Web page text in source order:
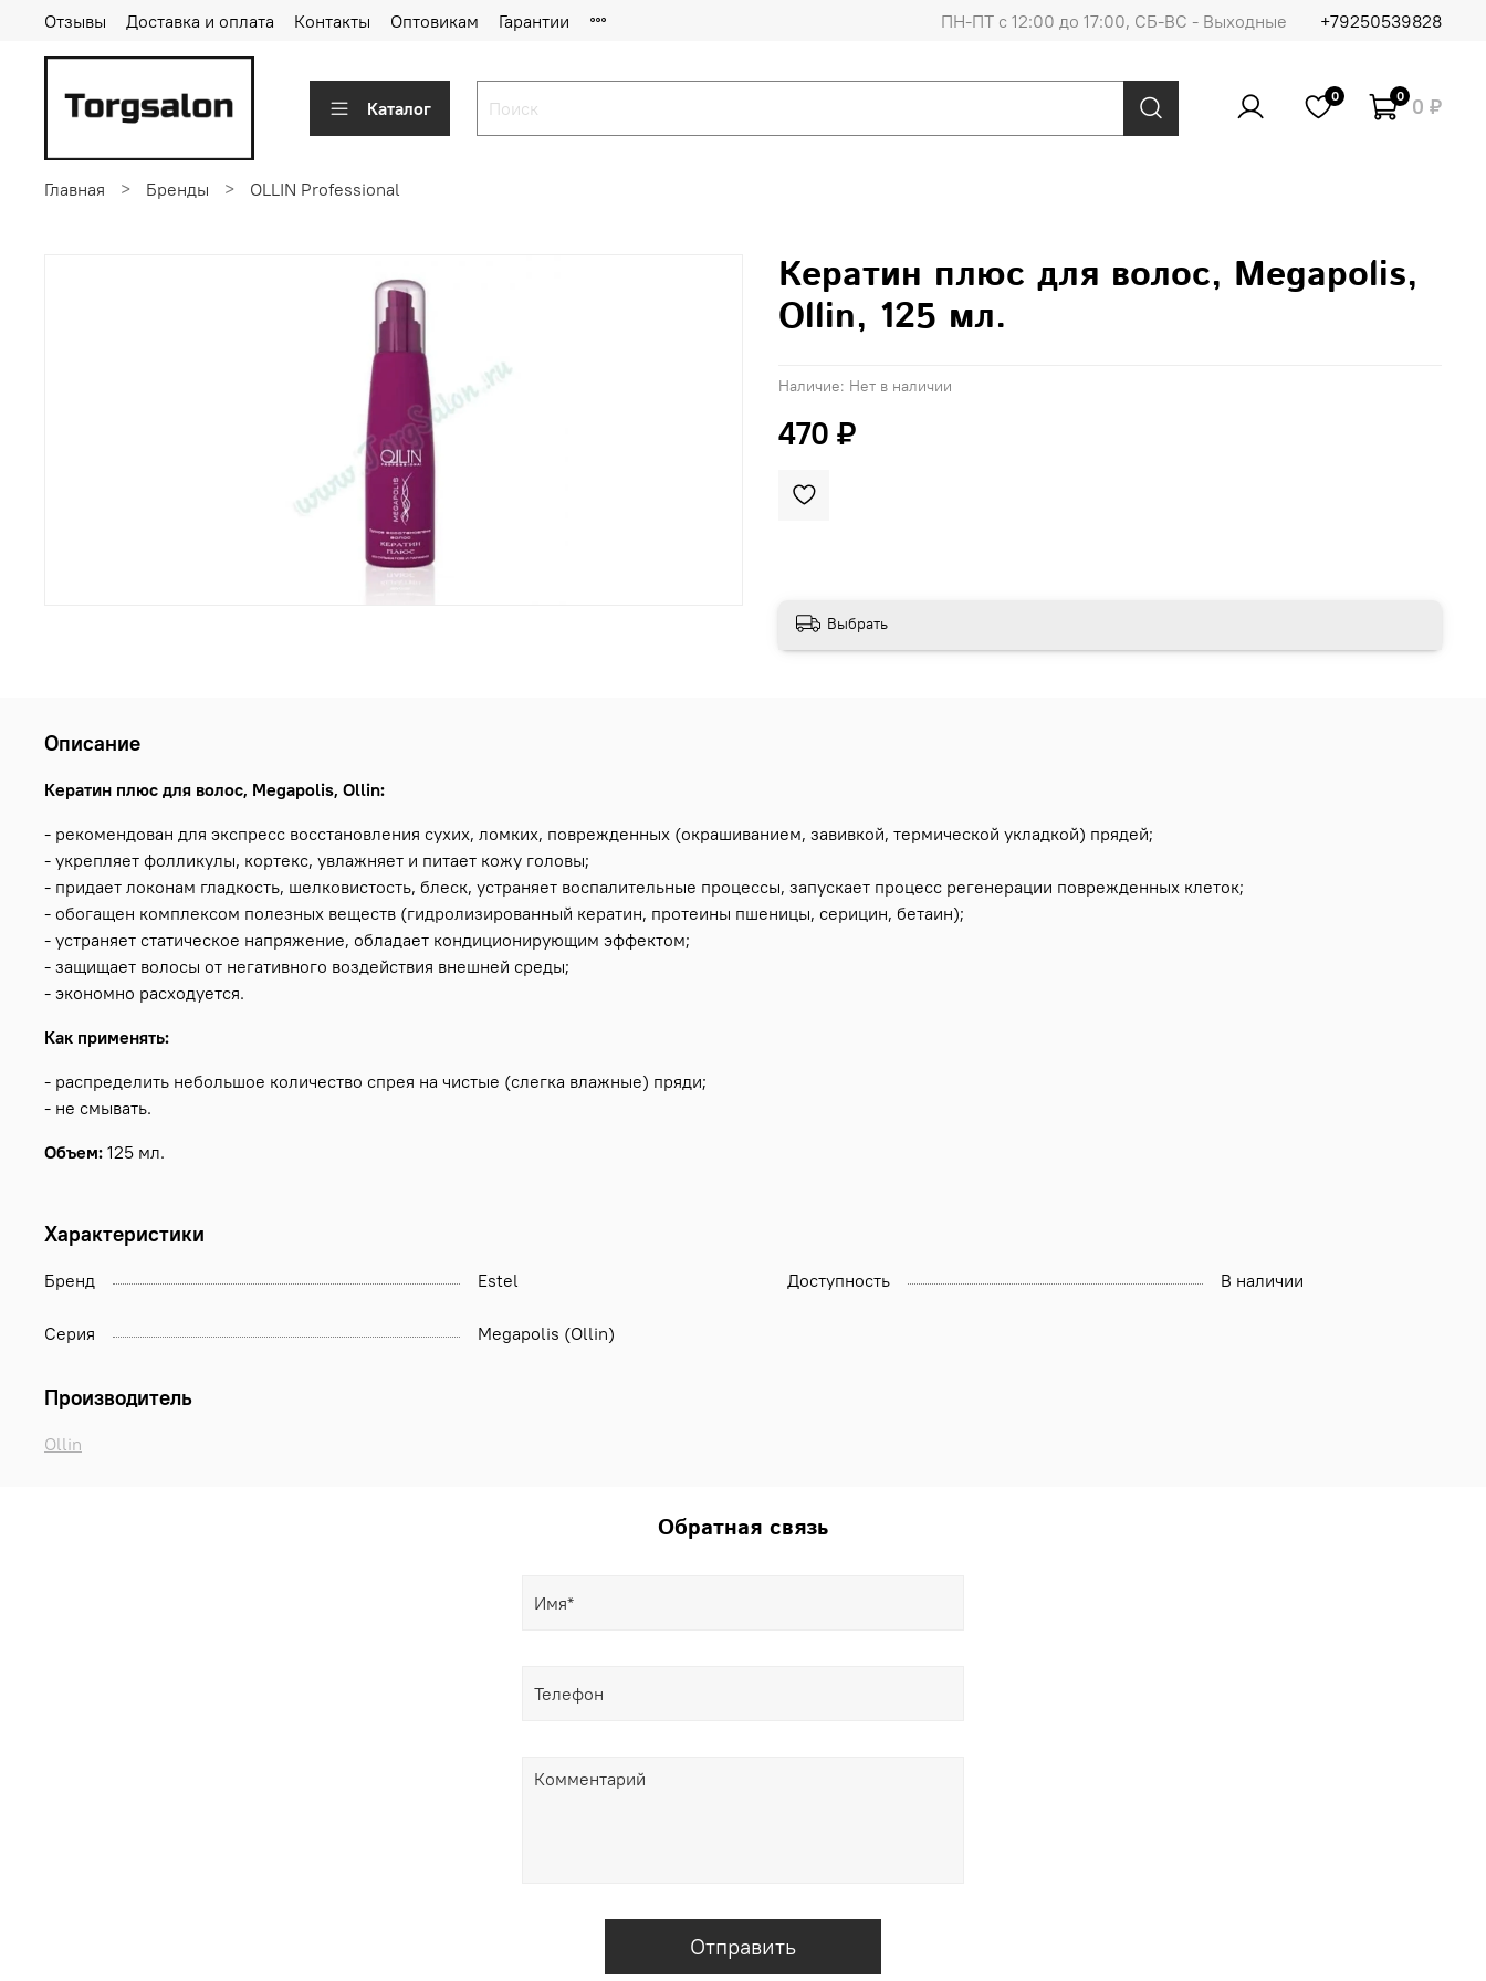
Отзывы Доставка и оплата Контакты Оптовикам Гарантии ПН-ПТ с 12:00 до 17:00, СБ-ВС - Выходные +79250539828
Каталог
0 0 0 ₽
Главная Бренды OLLIN Professional
Наличие: Нет в наличии
Кератин плюс для волос, Megapolis,
Ollin, 125 мл.
470 ₽
Выбрать
Описание
Кератин плюс для волос, Megapolis, Ollin:
- рекомендован для экспресс восстановления сухих, ломких, поврежденных (окрашиванием, завивкой, термической укладкой) прядей;
- укрепляет фолликулы, кортекс, увлажняет и питает кожу головы;
- придает локонам гладкость, шелковистость, блеск, устраняет воспалительные процессы, запускает процесс регенерации поврежденных клеток;
- обогащен комплексом полезных веществ (гидролизированный кератин, протеины пшеницы, серицин, бетаин);
- устраняет статическое напряжение, обладает кондиционирующим эффектом;
- защищает волосы от негативного воздействия внешней среды;
- экономно расходуется.
Как применять:
- распределить небольшое количество спрея на чистые (слегка влажные) пряди;
- не смывать.
Объем: 125 мл.
Характеристики
Бренд Estel Доступность В наличии
Серия Megapolis (Ollin)
Производитель
Ollin
Обратная связь
Отправить